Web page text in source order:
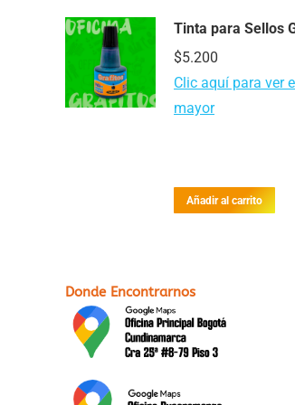
Tinta para Sellos
$5.200
Clic aquí para ver
mayor
Añadir al carrito
Donde Encontrarnos